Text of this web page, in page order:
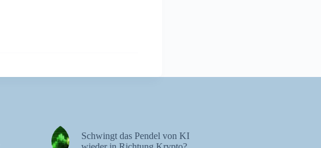
Schwingt das Pendel von KI